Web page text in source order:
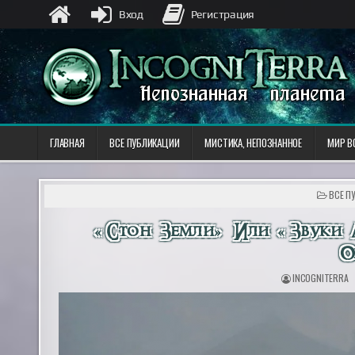
ГЛАВНАЯ ВСЕ ПУБЛИКАЦИИ МИСТИКА, НЕПОЗНАННОЕ МИР
ВСЕ
«Стон Земли» Или «Звуки
INCOGNITERRA
Вход Регистрация